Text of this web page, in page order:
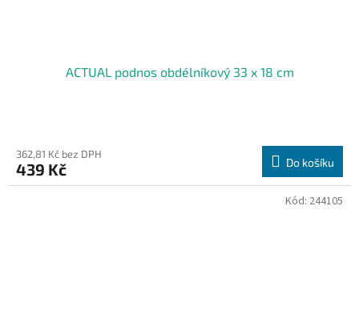
ACTUAL podnos obdélníkový 33 x 18 cm
362,81 Kč bez DPH
439 Kč Do košíku
Kód: 244105